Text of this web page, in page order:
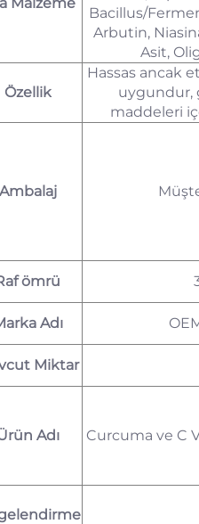
Bacillus/
Arbutin,
Asit,
Özellik
Hassas ancak
uygundur,
maddeleri
ömrü
Adı
Miktar
Adı Curcuma ve C